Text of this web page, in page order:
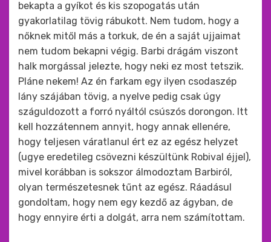
bekapta a gyíkot és kis szopogatás után
gyakorlatilag tövig rábukott. Nem tudom, hogy a
nőknek mitől más a torkuk, de én a saját ujjaimat
nem tudom bekapni végig. Barbi drágám viszont
halk morgással jelezte, hogy neki ez most tetszik.
Pláne nekem! Az én farkam egy ilyen csodaszép
lány szájában tövig, a nyelve pedig csak úgy
száguldozott a forró nyáltól csúszós dorongon. Itt
kell hozzátennem annyit, hogy annak ellenére,
hogy teljesen váratlanul ért ez az egész helyzet
(ugye eredetileg csövezni készültünk Robival éjjel),
mivel korábban is sokszor álmodoztam Barbiról,
olyan természetesnek tűnt az egész. Ráadásul
gondoltam, hogy nem egy kezdő az ágyban, de
hogy ennyire érti a dolgát, arra nem számítottam.